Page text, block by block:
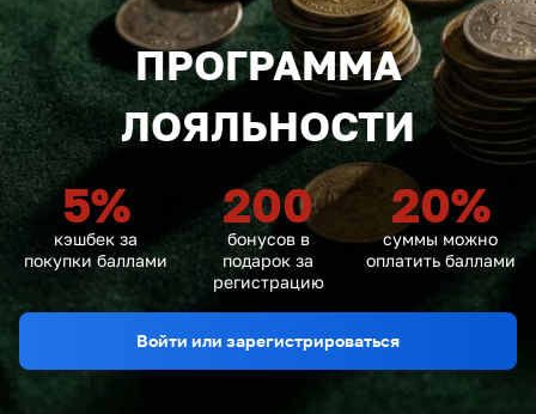
ПРОГРАММА
ЛОЯЛЬНОСТИ
5%
кэшбек за
покупки баллами
200
бонусов в
подарок за
регистрацию
20%
суммы можно
оплатить баллами
Войти или зарегистрироваться